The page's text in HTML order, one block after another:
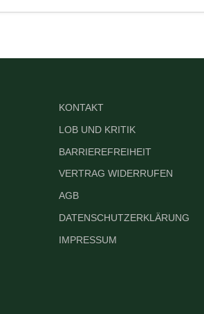
KONTAKT
LOB UND KRITIK
BARRIEREFREIHEIT
VERTRAG WIDERRUFEN
AGB
DATENSCHUTZERKLÄRUNG
IMPRESSUM